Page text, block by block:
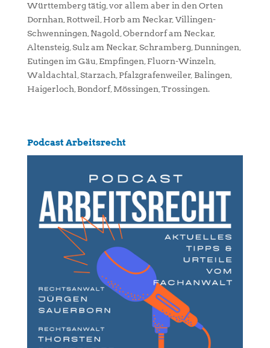
Württemberg tätig, vor allem aber in den Orten
Dornhan, Rottweil, Horb am Neckar, Villingen-
Schwenningen, Nagold, Oberndorf am Neckar,
Altensteig, Sulz am Neckar, Schramberg, Dunningen,
Eutingen im Gäu, Empfingen, Fluorn-Winzeln,
Waldachtal, Starzach, Pfalzgrafenweiler, Balingen,
Haigerloch, Bondorf, Mössingen, Trossingen.
Podcast Arbeitsrecht